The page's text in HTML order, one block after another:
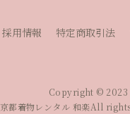
採用情報 特定商取引法
Copyright © 2023
京都着物レンタル 和楽All